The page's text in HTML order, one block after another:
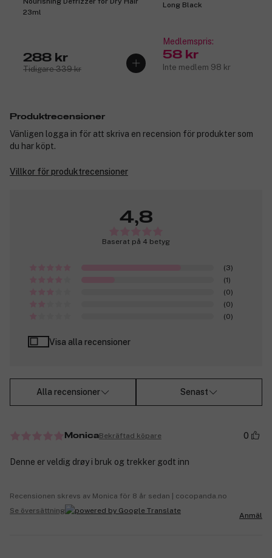
23ml
288 kr
Tidigare 339 kr
Long Black
Medlemspris:
58 kr
Inte medlem 98 kr
Produktrecensioner
Vänligen logga in för att skriva en recension för produkter som
du har köpt.
Villkor för produktrecensioner
4,8
Baserat på 4 betyg
(3)
(1)
(0)
(0)
(0)
Visa alla recensioner
Alla recensioner Senast
MonicaBekräftad köpare 0
Denne er veldig drøy i bruk og trekker godt inn
Recensionen skrevs av Monica för 8 år sedan | cocopanda.no
Se översättning
Anmäl